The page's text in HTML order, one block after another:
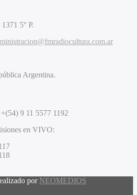
5° P.
Argentina.
+(54) 9 11 5577 1192
en VIVO:
por NEOMEDIOS